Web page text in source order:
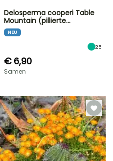
Delosperma cooperi Table
Mountain (pillierte…
NEU
25
€ 6,90
Samen